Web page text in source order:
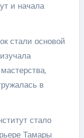
и начала
стали основой
в
стало
Тамары